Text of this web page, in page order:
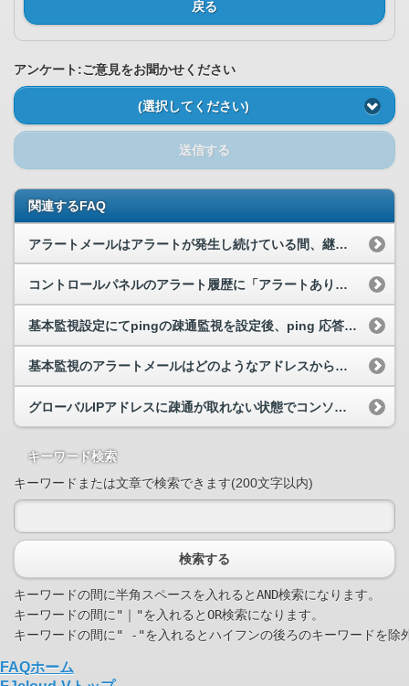
戻る
アンケート:ご意見をお聞かせください
(選択してください)
送信する
関連するFAQ
アラートメールはアラートが発生し続けている間、継続して送信されますか？
コントロールパネルのアラート履歴に「アラートあり」の表示が出ているのにアラートメールが届きません。
基本監視設定にてpingの疎通監視を設定後、ping 応答なしのアラートメールが届きました
基本監視のアラートメールはどのようなアドレスから送信されますか？
グローバルIPアドレスに疎通が取れない状態でコンソール機能の利用は可能でしょうか。
キーワード検索
キーワードまたは文章で検索できます(200文字以内)
検索する
キーワードの間に半角スペースを入れるとAND検索になります。
キーワードの間に"｜"を入れるとOR検索になります。
FAQホーム